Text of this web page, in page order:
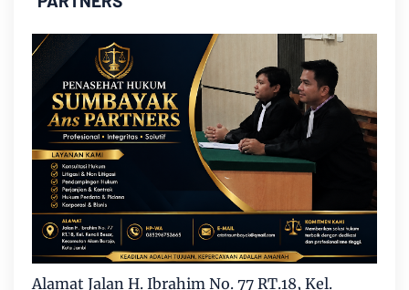
Alamat Jalan H. Ibrahim No. 77 RT.18, Kel.